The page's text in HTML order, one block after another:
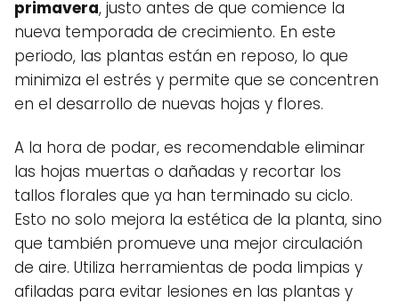
primavera, justo antes de que comience la
nueva temporada de crecimiento. En este
periodo, las plantas están en reposo, lo que
minimiza el estrés y permite que se concentren
en el desarrollo de nuevas hojas y flores.
A la hora de podar, es recomendable eliminar
las hojas muertas o dañadas y recortar los
tallos florales que ya han terminado su ciclo.
Esto no solo mejora la estética de la planta, sino
que también promueve una mejor circulación
de aire. Utiliza herramientas de poda limpias y
afiladas para evitar lesiones en las plantas y